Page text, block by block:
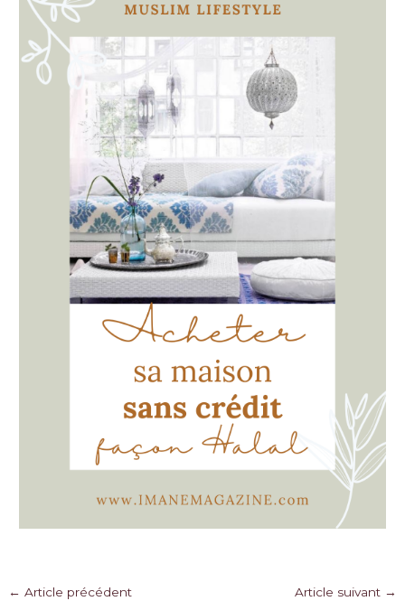
Navigation
← Article précédent Article suivant →